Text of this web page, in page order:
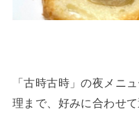
「古時古時」の夜メニ
理まで、好みに合わせ